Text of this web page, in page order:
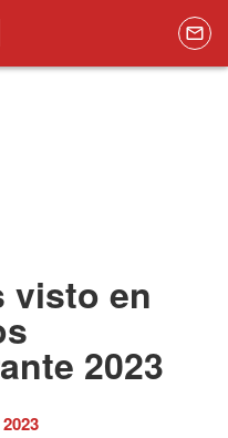
visto en
2023